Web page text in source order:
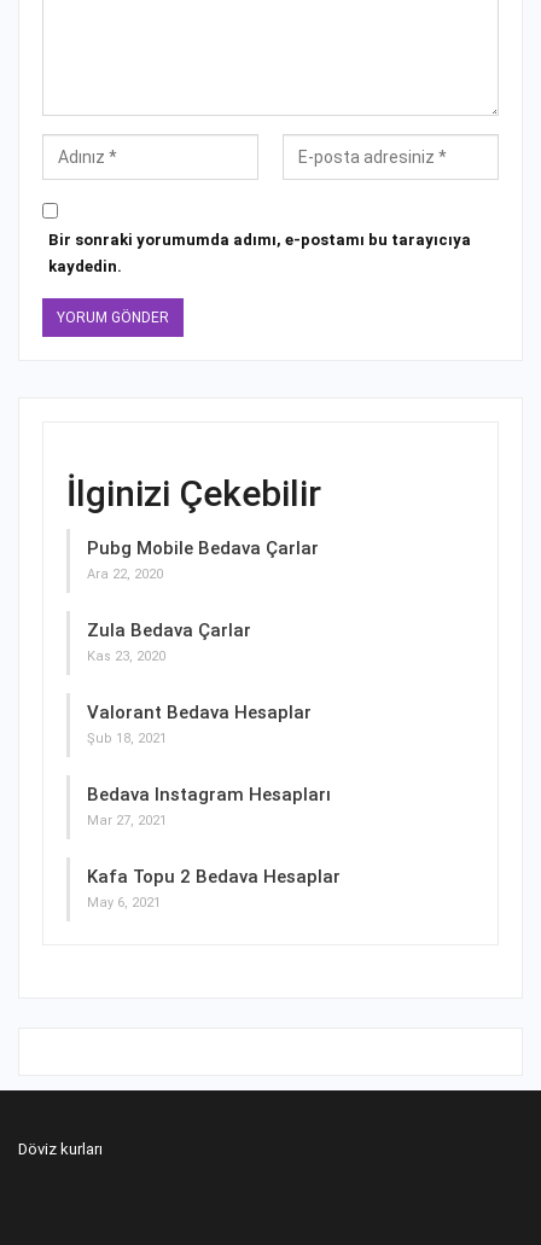
Bir sonraki yorumumda adımı, e-postamı bu tarayıcıya
kaydedin.
İlginizi Çekebilir
Pubg Mobile Bedava Çarlar
Ara 22, 2020
Zula Bedava Çarlar
Kas 23, 2020
Valorant Bedava Hesaplar
Şub 18, 2021
Bedava Instagram Hesapları
Mar 27, 2021
Kafa Topu 2 Bedava Hesaplar
May 6, 2021
Döviz kurları